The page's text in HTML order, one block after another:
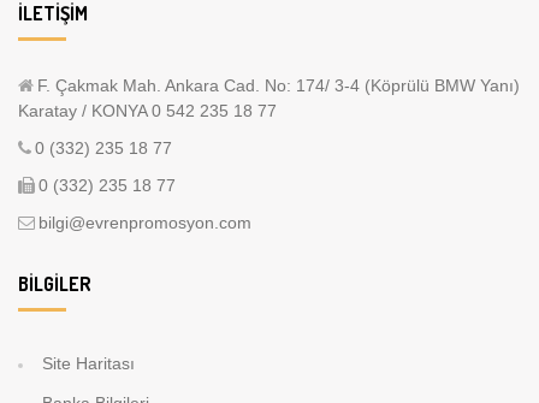
İLETIŞIM
F. Çakmak Mah. Ankara Cad. No: 174/ 3-4 (Köprülü BMW Yanı)
Karatay / KONYA 0 542 235 18 77
0 (332) 235 18 77
0 (332) 235 18 77
bilgi@evrenpromosyon.com
BILGILER
Site Haritası